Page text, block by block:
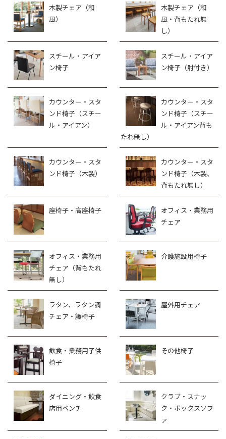
木製チェア（和
風）
木製チェア（和
風・背もたれ無
し）
スチール・アイア
ン椅子
スチール・アイア
ン椅子（肘付き）
カウンター・スタ
ンド椅子（スチー
ル・アイアン）
カウンター・スタ
ンド椅子（スチー
ル・アイアン背も
たれ無し）
カウンター・スタ
ンド椅子（木製）
カウンター・スタ
ンド椅子（木製、
背もたれ無し）
座椅子・高座椅子
オフィス・業務用
チェア
オフィス・業務用
チェア（背もたれ
無し）
介護施設用椅子
ラタン、ラタン調
チェア・籐椅子
屋外用チェア
飲食・業務用子供
椅子
その他椅子
ダイニング・飲食
店用ベンチ
クラブ・スナッ
ク・ボックスソフ
ァ